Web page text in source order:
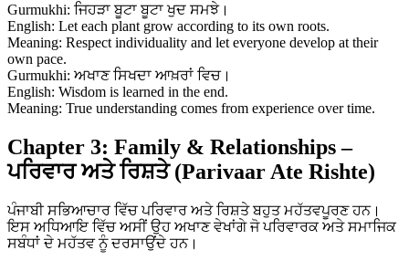
Gurmukhi: ਜਿਹੜਾ ਬੂਟਾ ਬੂਟਾ ਖੁਦ ਸਮਝੇ।
English: Let each plant grow according to its own roots.
Meaning: Respect individuality and let everyone develop at their
own pace.
Gurmukhi: ਅਖਾਣ ਸਿਖਦਾ ਆਖ਼ਰਾਂ ਵਿਚ।
English: Wisdom is learned in the end.
Meaning: True understanding comes from experience over time.
Chapter 3: Family & Relationships –
ਪਰਿਵਾਰ ਅਤੇ ਰਿਸ਼ਤੇ (Parivaar Ate Rishte)
ਪੰਜਾਬੀ ਸਭਿਆਚਾਰ ਵਿੱਚ ਪਰਿਵਾਰ ਅਤੇ ਰਿਸ਼ਤੇ ਬਹੁਤ ਮਹੱਤਵਪੂਰਣ ਹਨ।
ਇਸ ਅਧਿਆਇ ਵਿੱਚ ਅਸੀਂ ਉਹ ਅਖਾਣ ਵੇਖਾਂਗੇ ਜੋ ਪਰਿਵਾਰਕ ਅਤੇ ਸਮਾਜਿਕ
ਸਬੰਧਾਂ ਦੇ ਮਹੱਤਵ ਨੂੰ ਦਰਸਾਉਂਦੇ ਹਨ।